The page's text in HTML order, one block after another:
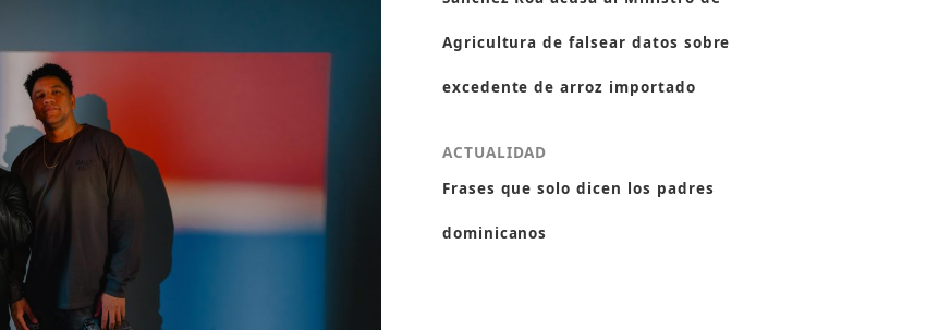
Agricultura de falsear datos sobre
excedente de arroz importado
ACTUALIDAD
Frases que solo dicen los padres
dominicanos